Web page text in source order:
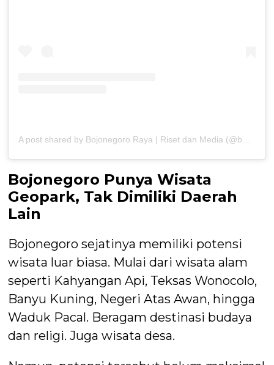
Bojonegoro Punya Wisata
Geopark, Tak Dimiliki Daerah
Lain
Bojonegoro sejatinya memiliki potensi
wisata luar biasa. Mulai dari wisata alam
seperti Kahyangan Api, Teksas Wonocolo,
Banyu Kuning, Negeri Atas Awan, hingga
Waduk Pacal. Beragam destinasi budaya
dan religi. Juga wisata desa.